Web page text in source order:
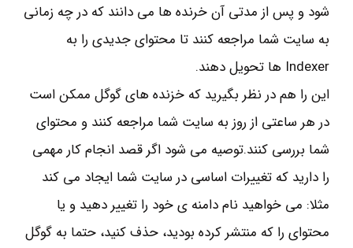
شود و پس از مدتی آن خرنده ها می دانند که در چه زمانی
به سایت شما مراجعه کنند تا محتوای جدیدی را به
Indexer ها تحویل دهند.
این را هم در نظر بگیرید که خزنده های گوگل ممکن است
در هر ساعتی از روز به سایت شما مراجعه کنند و محتوای
شما بررسی کنند.توصیه می شود اگر قصد انجام کار مهمی
را دارید که تغییرات اساسی در سایت شما ایجاد می کند
مثلا: می خواهید نام دامنه ی خود را تغییر دهید و یا
محتوای را که منتشر کرده بودید، حذف کنید، حتما به گوگل